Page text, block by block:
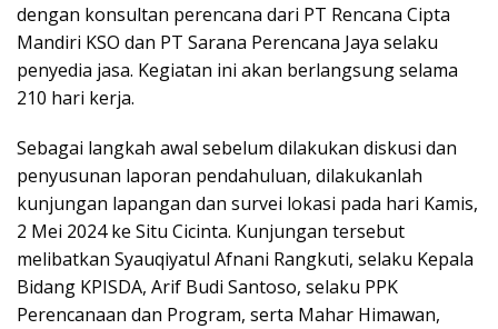
dengan konsultan perencana dari PT Rencana Cipta
Mandiri KSO dan PT Sarana Perencana Jaya selaku
penyedia jasa. Kegiatan ini akan berlangsung selama
210 hari kerja.
Sebagai langkah awal sebelum dilakukan diskusi dan
penyusunan laporan pendahuluan, dilakukanlah
kunjungan lapangan dan survei lokasi pada hari Kamis,
2 Mei 2024 ke Situ Cicinta. Kunjungan tersebut
melibatkan Syauqiyatul Afnani Rangkuti, selaku Kepala
Bidang KPISDA, Arif Budi Santoso, selaku PPK
Perencanaan dan Program, serta Mahar Himawan,